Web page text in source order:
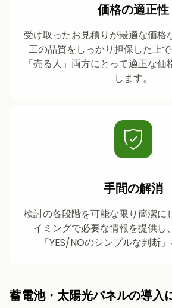
価格の適正性
受け取ったお見積りが最適な価格
工の品質をしっかり担保した上
「売る人」両方にとって適正な価
します。
手間の解消
検討の各段階を可能な限り簡潔に
イミングで必要な情報を提供し
「YES/NOのシンプルな判断」
蓄電池・太陽光パネルの導入